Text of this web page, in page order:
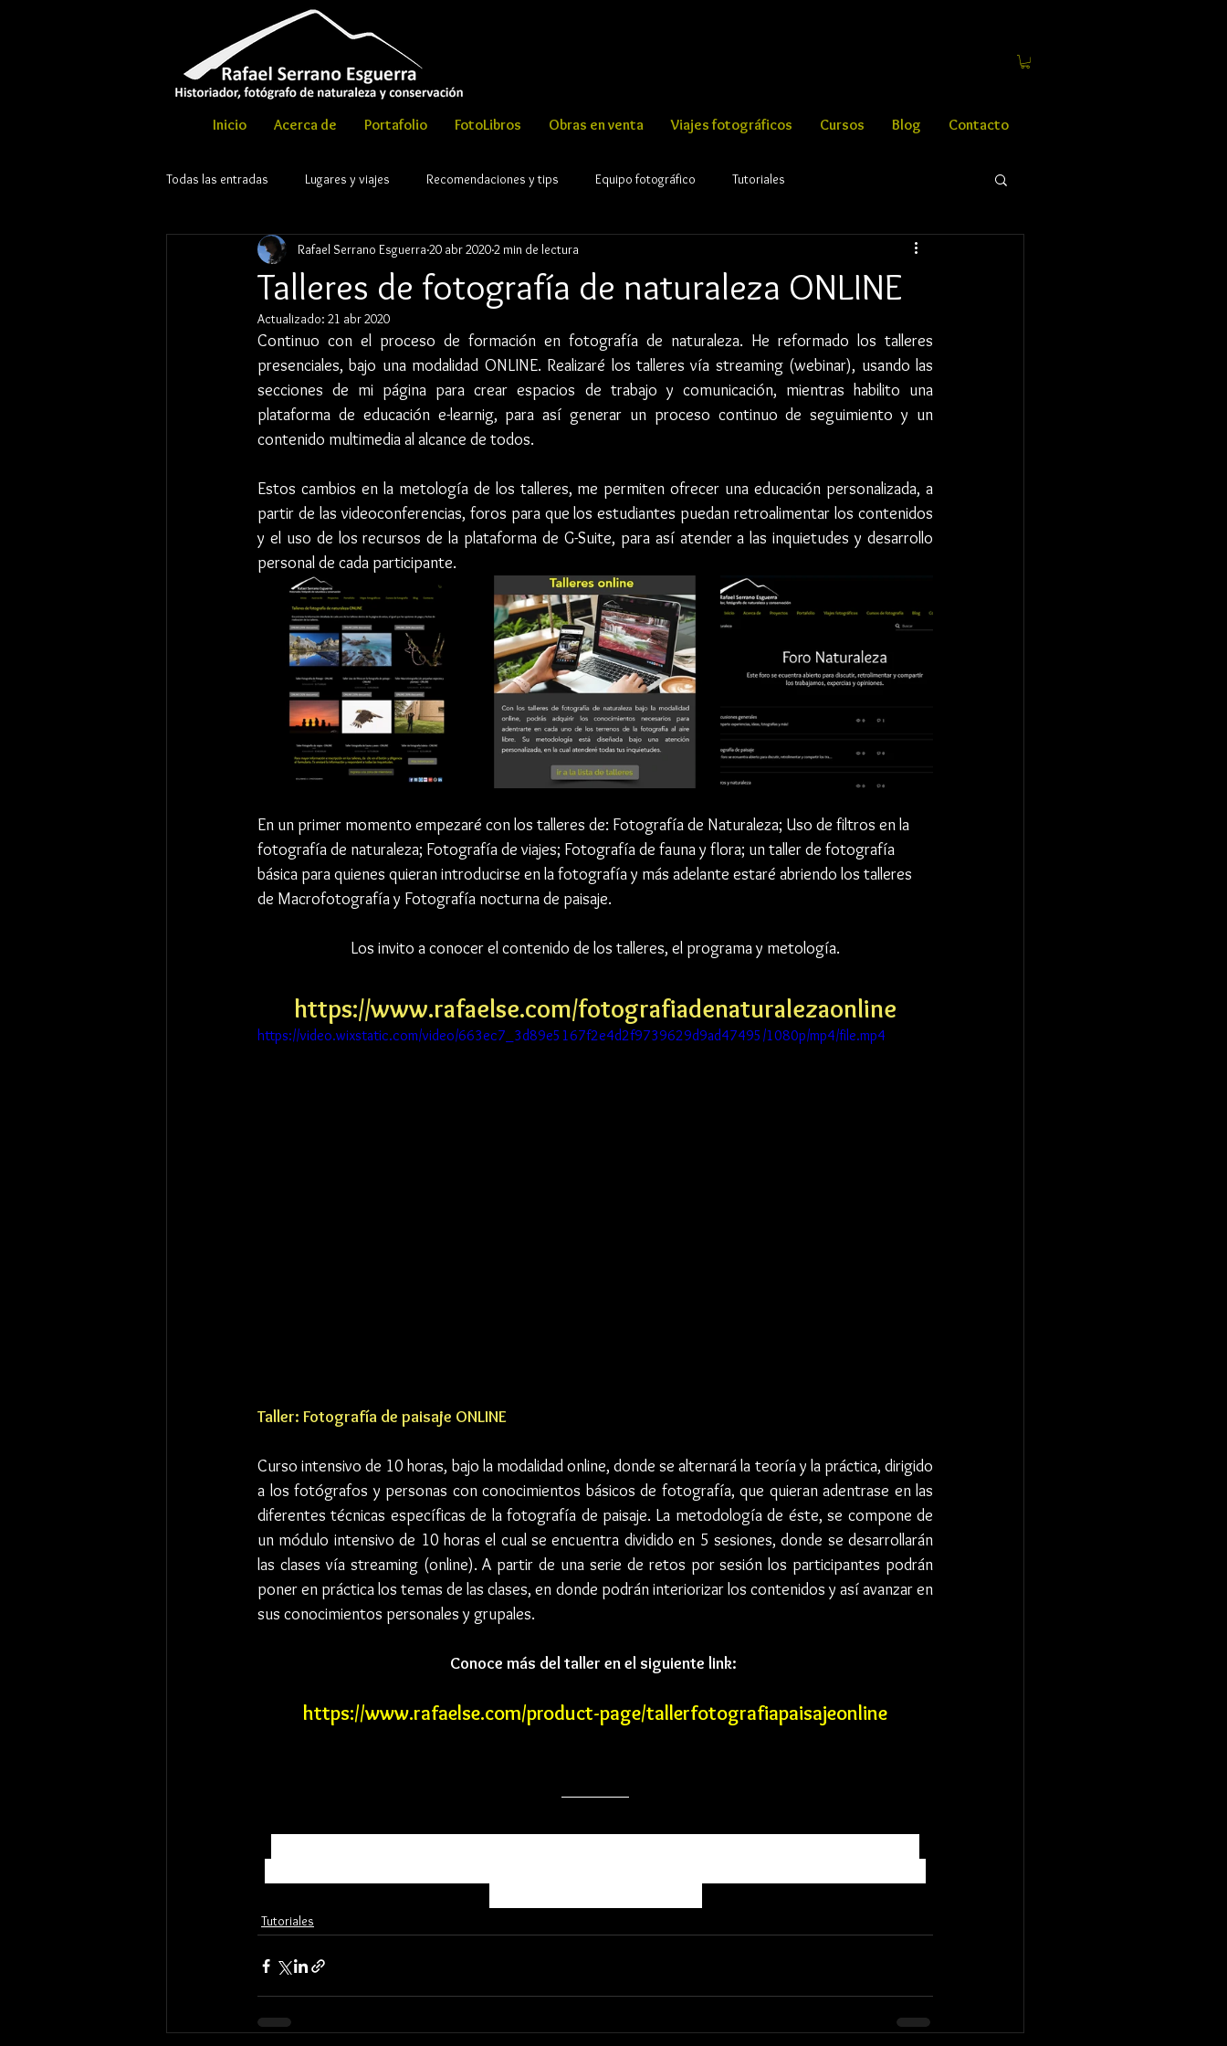
Inicio Acerca de Portafolio FotoLibros Obras en venta Viajes fotográficos Cursos Blog Contacto
© Copyright Rafael Serrano esguerra
Todas las entradas Lugares y viajes Recomendaciones y tips Equipo fotográfico Tutoriales
Talleres de fotografía de naturaleza ONLINE
Rafael Serrano Esguerra20 abr 20202 min de lectura
Actualizado: 21 abr 2020
Continuo con el proceso de formación en fotografía de naturaleza. He reformado los talleres
presenciales, bajo una modalidad ONLINE. Realizaré los talleres vía streaming (webinar), usando las
secciones de mi página para crear espacios de trabajo y comunicación, mientras habilito una
plataforma de educación e-learnig, para así generar un proceso continuo de seguimiento y un
contenido multimedia al alcance de todos.
Estos cambios en la metología de los talleres, me permiten ofrecer una educación personalizada, a
partir de las videoconferencias, foros para que los estudiantes puedan retroalimentar los contenidos
y el uso de los recursos de la plataforma de G-Suite, para así atender a las inquietudes y desarrollo
personal de cada participante.
En un primer momento empezaré con los talleres de: Fotografía de Naturaleza; Uso de filtros en la
fotografía de naturaleza; Fotografía de viajes; Fotografía de fauna y flora; un taller de fotografía
básica para quienes quieran introducirse en la fotografía y más adelante estaré abriendo los talleres
de Macrofotografía y Fotografía nocturna de paisaje.
Los invito a conocer el contenido de los talleres, el programa y metología.
https://www.rafaelse.com/fotografiadenaturalezaonline
https://video.wixstatic.com/video/663ec7_3d89e5167f2e4d2f9739629d9ad47495/1080p/mp4/file.mp4
Taller: Fotografía de paisaje ONLINE
Curso intensivo de 10 horas, bajo la modalidad online, donde se alternará la teoría y la práctica, dirigido
a los fotógrafos y personas con conocimientos básicos de fotografía, que quieran adentrase en las
diferentes técnicas específicas de la fotografía de paisaje. La metodología de éste, se compone de
un módulo intensivo de 10 horas el cual se encuentra dividido en 5 sesiones, donde se desarrollarán
las clases vía streaming (online). A partir de una serie de retos por sesión los participantes podrán
poner en práctica los temas de las clases, en donde podrán interiorizar los contenidos y así avanzar en
sus conocimientos personales y grupales.
Conoce más del taller en el siguiente link:
https://www.rafaelse.com/product-page/tallerfotografiapaisajeonline
Tutoriales